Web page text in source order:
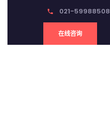
phone 021-59988508
在线咨询